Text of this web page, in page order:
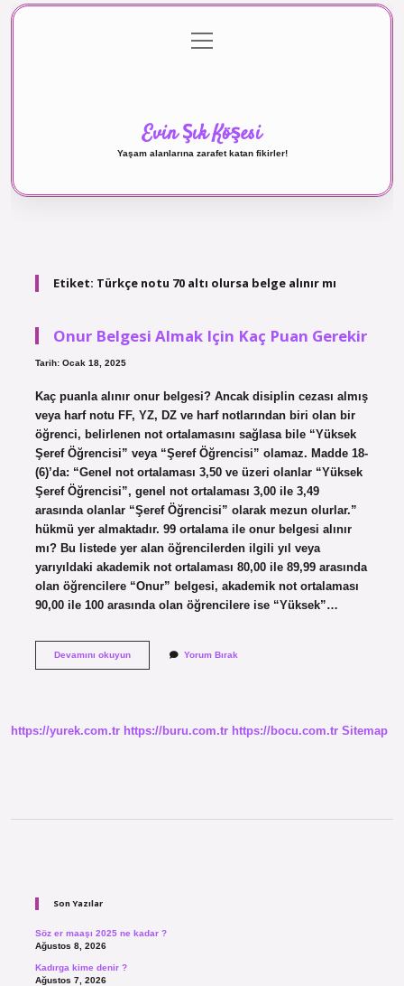
Gizlilik Politikası
menüyü
aç
Evin Şık Köşesi
Yaşam alanlarına zarafet katan fikirler!
Etiket: Türkçe notu 70 altı olursa belge alınır mı
Onur Belgesi Almak Için Kaç Puan Gerekir
Tarih: Ocak 18, 2025
Kaç puanla alınır onur belgesi? Ancak disiplin cezası almış
veya harf notu FF, YZ, DZ ve harf notlarından biri olan bir
öğrenci, belirlenen not ortalamasını sağlasa bile “Yüksek
Şeref Öğrencisi” veya “Şeref Öğrencisi” olamaz. Madde 18-
(6)’da: “Genel not ortalaması 3,50 ve üzeri olanlar “Yüksek
Şeref Öğrencisi”, genel not ortalaması 3,00 ile 3,49
arasında olanlar “Şeref Öğrencisi” olarak mezun olurlar.”
hükmü yer almaktadır. 99 ortalama ile onur belgesi alınır
mı? Bu listede yer alan öğrencilerden ilgili yıl veya
yarıyıldaki akademik not ortalaması 80,00 ile 89,99 arasında
olan öğrencilere “Onur” belgesi, akademik not ortalaması
90,00 ile 100 arasında olan öğrencilere ise “Yüksek”…
Devamını okuyunOnur
Gerekir
Yorum Bırak
https://yurek.com.tr https://buru.com.tr https://bocu.com.tr Sitemap
Son Yazılar
Söz er maaşı 2025 ne kadar ?
Ağustos 8, 2026
Kadırga kime denir ?
Ağustos 7, 2026